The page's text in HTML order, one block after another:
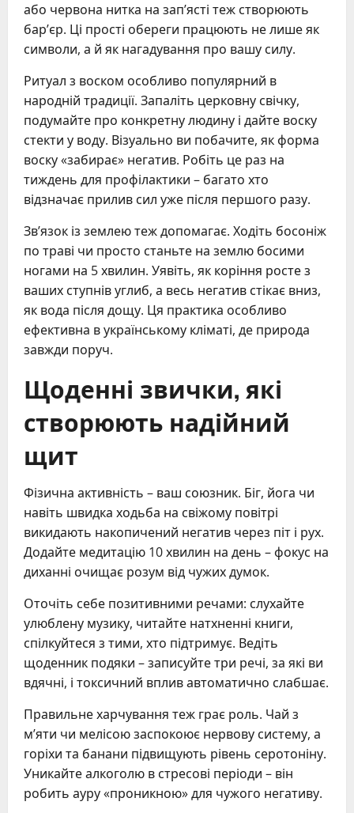
або червона нитка на зап’ясті теж створюють
бар’єр. Ці прості обереги працюють не лише як
символи, а й як нагадування про вашу силу.
Ритуал з воском особливо популярний в
народній традиції. Запаліть церковну свічку,
подумайте про конкретну людину і дайте воску
стекти у воду. Візуально ви побачите, як форма
воску «забирає» негатив. Робіть це раз на
тиждень для профілактики – багато хто
відзначає прилив сил уже після першого разу.
Зв’язок із землею теж допомагає. Ходіть босоніж
по траві чи просто станьте на землю босими
ногами на 5 хвилин. Уявіть, як коріння росте з
ваших ступнів углиб, а весь негатив стікає вниз,
як вода після дощу. Ця практика особливо
ефективна в українському кліматі, де природа
завжди поруч.
Щоденні звички, які
створюють надійний
щит
Фізична активність – ваш союзник. Біг, йога чи
навіть швидка ходьба на свіжому повітрі
викидають накопичений негатив через піт і рух.
Додайте медитацію 10 хвилин на день – фокус на
диханні очищає розум від чужих думок.
Оточіть себе позитивними речами: слухайте
улюблену музику, читайте натхненні книги,
спілкуйтеся з тими, хто підтримує. Ведіть
щоденник подяки – записуйте три речі, за які ви
вдячні, і токсичний вплив автоматично слабшає.
Правильне харчування теж грає роль. Чай з
м’яти чи мелісою заспокоює нервову систему, а
горіхи та банани підвищують рівень серотоніну.
Уникайте алкоголю в стресові періоди – він
робить ауру «проникною» для чужого негативу.